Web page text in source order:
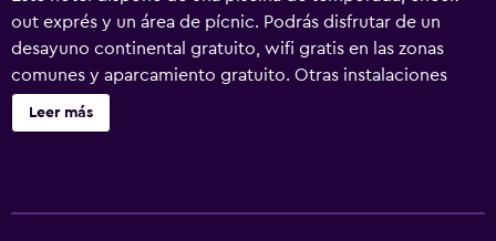
out exprés y un área de pícnic. Podrás disfrutar de un
desayuno continental gratuito, wifi gratis en las zonas
comunes y aparcamiento gratuito. Otras instalaciones
incluyen una máquina expendedora. Mountain Valley Inn
Dillard ofrece 40 alojamientos con aire acondicionado,
Leer más